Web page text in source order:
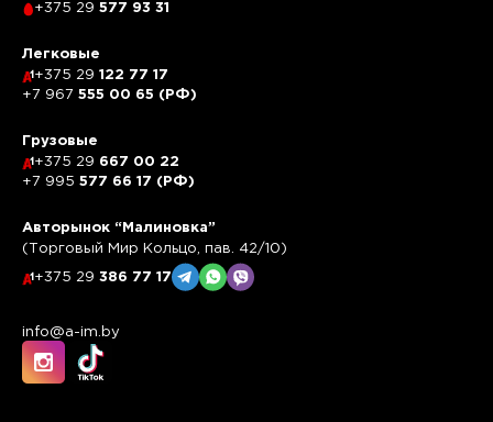
+375 29 577 93 31
Легковые
+375 29 122 77 17
+7 967 555 00 65 (РФ)
Грузовые
+375 29 667 00 22
+7 995 577 66 17 (РФ)
Авторынок “Малиновка”
(Торговый Мир Кольцо, пав. 42/10)
+375 29 386 77 17
info@a-im.by